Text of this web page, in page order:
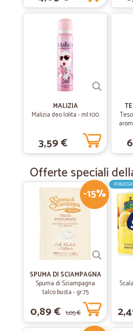
MALIZIA
Malizia deo lolita - ml.100
3,59 €
Offerte speciali
-15%
SPUMA DI SCIAMPAGNA
Spuma di Sciampagna
talco busta - gr.75
0,89 € 1,05 €